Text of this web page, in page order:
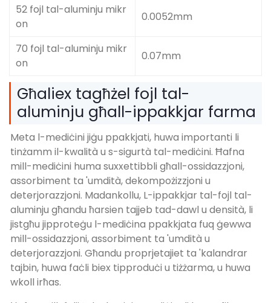
52 fojl tal-aluminju mikr
on
0.0052mm
70 fojl tal-aluminju mikr
on
0.07mm
Għaliex tagħżel fojl tal-
aluminju għall-ippakkjar farma
Meta l-mediċini jiġu ppakkjati, huwa importanti li
tinżamm il-kwalità u s-sigurtà tal-mediċini. Ħafna
mill-mediċini huma suxxettibbli għall-ossidazzjoni,
assorbiment ta 'umdità, dekompożizzjoni u
deterjorazzjoni. Madankollu, L-ippakkjar tal-fojl tal-
aluminju għandu ħarsien tajjeb tad-dawl u densità, li
jistgħu jipproteġu l-mediċina ppakkjata fuq ġewwa
mill-ossidazzjoni, assorbiment ta 'umdità u
deterjorazzjoni. Għandu proprjetajiet ta 'kalandrar
tajbin, huwa faċli biex tipproduċi u tiżżarma, u huwa
wkoll irħas.